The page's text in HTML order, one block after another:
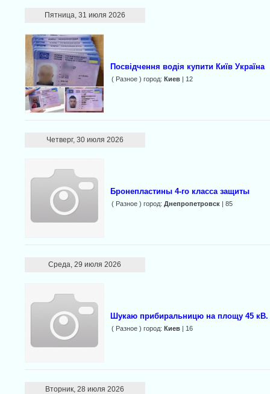
Пятница, 31 июля 2026
Посвідчення водія купити Київ Україна
( Разное ) город: Киев| 12
Четверг, 30 июля 2026
Бронепластины 4-го класса защиты
( Разное ) город: Днепропетровск| 85
Среда, 29 июля 2026
Шукаю прибиральницю на площу 45 кВ.
( Разное ) город: Киев| 16
Вторник, 28 июля 2026